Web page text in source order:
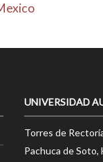
UNIVERSIDAD
Torres de
Pachuca de Soto,